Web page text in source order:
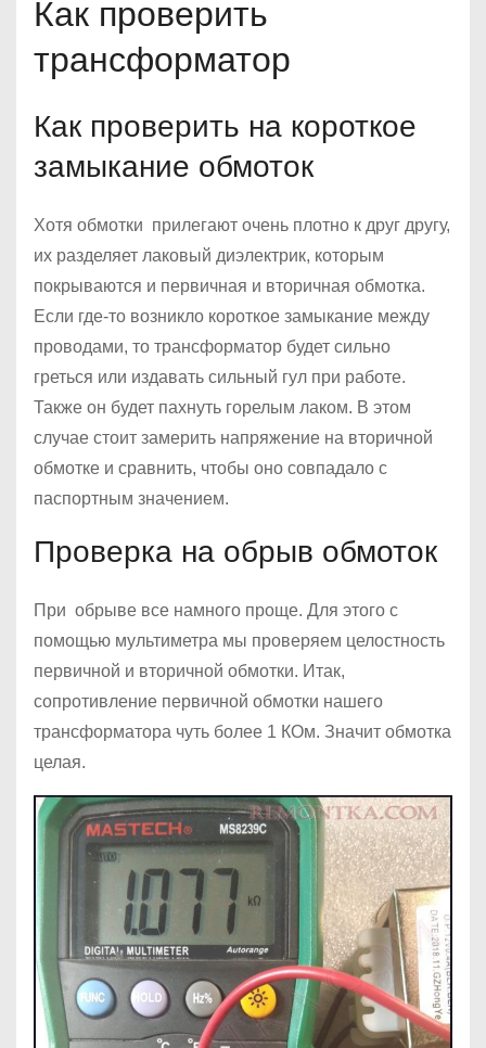
Как проверить
трансформатор
Как проверить на короткое
замыкание обмоток
Хотя обмотки прилегают очень плотно к друг другу,
их разделяет лаковый диэлектрик, которым
покрываются и первичная и вторичная обмотка.
Если где-то возникло короткое замыкание между
проводами, то трансформатор будет сильно
греться или издавать сильный гул при работе.
Также он будет пахнуть горелым лаком. В этом
случае стоит замерить напряжение на вторичной
обмотке и сравнить, чтобы оно совпадало с
паспортным значением.
Проверка на обрыв обмоток
При обрыве все намного проще. Для этого с
помощью мультиметра мы проверяем целостность
первичной и вторичной обмотки. Итак,
сопротивление первичной обмотки нашего
трансформатора чуть более 1 КОм. Значит обмотка
целая.